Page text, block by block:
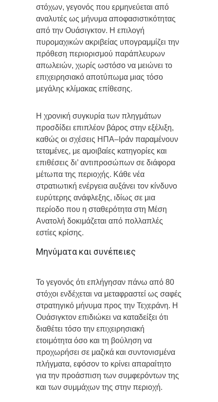
στόχων, γεγονός που ερμηνεύεται από
αναλυτές ως μήνυμα αποφασιστικότητας
από την Ουάσιγκτον. Η επιλογή
πυρομαχικών ακριβείας υπογραμμίζει την
πρόθεση περιορισμού παράπλευρων
απωλειών, χωρίς ωστόσο να μειώνει το
επιχειρησιακό αποτύπωμα μιας τόσο
μεγάλης κλίμακας επίθεσης.
Η χρονική συγκυρία των πληγμάτων
προσδίδει επιπλέον βάρος στην εξέλιξη,
καθώς οι σχέσεις ΗΠΑ–Ιράν παραμένουν
τεταμένες, με αμοιβαίες κατηγορίες και
επιθέσεις δι’ αντιπροσώπων σε διάφορα
μέτωπα της περιοχής. Κάθε νέα
στρατιωτική ενέργεια αυξάνει τον κίνδυνο
ευρύτερης ανάφλεξης, ιδίως σε μια
περίοδο που η σταθερότητα στη Μέση
Ανατολή δοκιμάζεται από πολλαπλές
εστίες κρίσης.
Μηνύματα και συνέπειες
Το γεγονός ότι επλήγησαν πάνω από 80
στόχοι ενδέχεται να μεταφραστεί ως σαφές
στρατηγικό μήνυμα προς την Τεχεράνη. Η
Ουάσιγκτον επιδιώκει να καταδείξει ότι
διαθέτει τόσο την επιχειρησιακή
ετοιμότητα όσο και τη βούληση να
προχωρήσει σε μαζικά και συντονισμένα
πλήγματα, εφόσον το κρίνει απαραίτητο
για την προάσπιση των συμφερόντων της
και των συμμάχων της στην περιοχή.